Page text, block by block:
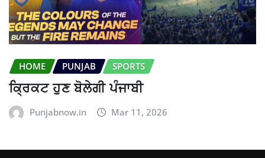
HOME PUNJAB SPORTS
ਕ੍ਰਿਕਟ ਹੁਣ ਬੋਲੇਗੀ ਪੰਜਾਬੀ
Punjabnow.in Mar 11, 2026